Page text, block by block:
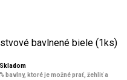
bavlnené biele (1ks)
bavlny, ktoré je možné prať, žehliť a